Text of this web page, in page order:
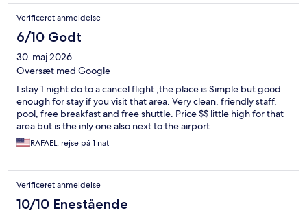
Verificeret anmeldelse
6/10 Godt
30. maj 2026
Oversæt med Google
I stay 1 night do to a cancel flight ,the place is Simple but good
enough for stay if you visit that area. Very clean, friendly staff,
pool, free breakfast and free shuttle. Price $$ little high for that
area but is the inly one also next to the airport
RAFAEL, rejse på 1 nat
Verificeret anmeldelse
10/10 Enestående